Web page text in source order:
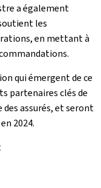
a également
les
en mettant à
qui émergent de ce
partenaires clés de
des assurés, et seront
2024.